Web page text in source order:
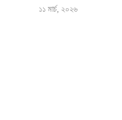
১১ মার্চ, ২০২৬